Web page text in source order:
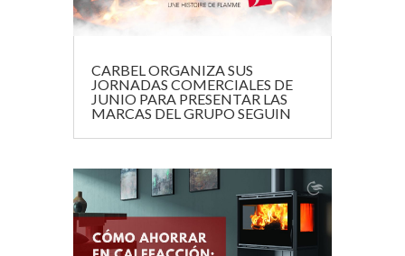
CARBEL ORGANIZA SUS
JORNADAS COMERCIALES DE
JUNIO PARA PRESENTAR LAS
MARCAS DEL GRUPO SEGUIN